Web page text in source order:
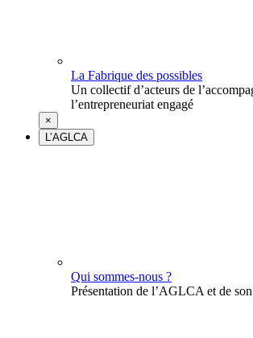
La Fabrique des possibles
Un collectif d’acteurs de
l’entrepreneuriat engagé
×
L’AGLCA
Qui sommes-nous ?
Présentation de l’AGLCA et de